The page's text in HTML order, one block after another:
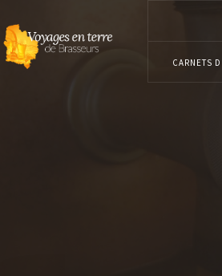
CARNETS